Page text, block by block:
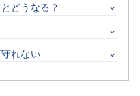
どうなる？
れない